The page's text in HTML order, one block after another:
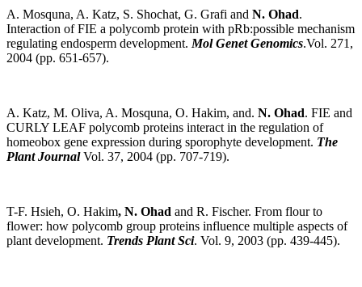
A. Mosquna, A. Katz, S. Shochat, G. Grafi and N. Ohad.
Interaction of FIE a polycomb protein with pRb:possible mechanism
regulating endosperm development. Mol Genet Genomics.Vol. 271,
2004 (pp. 651-657).
A. Katz, M. Oliva, A. Mosquna, O. Hakim, and. N. Ohad. FIE and
CURLY LEAF polycomb proteins interact in the regulation of
homeobox gene expression during sporophyte development. The
Plant JournalVol. 37, 2004 (pp. 707-719).
T-F. Hsieh, O. Hakim, N. Ohad and R. Fischer. From flour to
flower: how polycomb group proteins influence multiple aspects of
plant development. Trends Plant Sci. Vol. 9, 2003 (pp. 439-445).